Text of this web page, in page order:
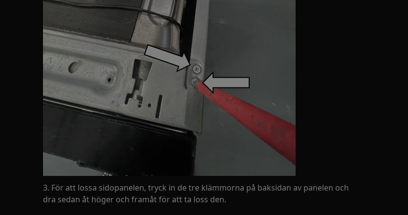
3. För att lossa sidopanelen, tryck in de tre klämmorna på baksidan av panelen och
dra sedan åt höger och framåt för att ta loss den.